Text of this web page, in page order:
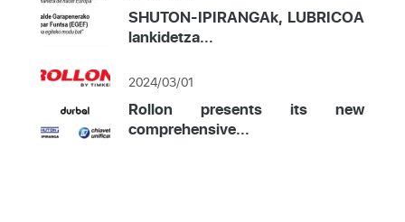
SHUTON-IPIRANGAk, LUBRICOA
lankidetza...
2024/03/01
Rollon presents its new
comprehensive...